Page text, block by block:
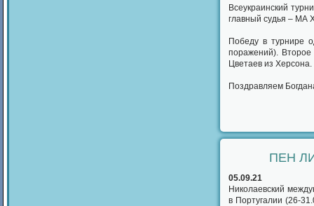
Всеукраинский
главный судья – МА
Победу в турнире
поражений).
Цветаев из
Поздравляем
ПЕН
05.09.21
Николаевский
в Португалии (26-